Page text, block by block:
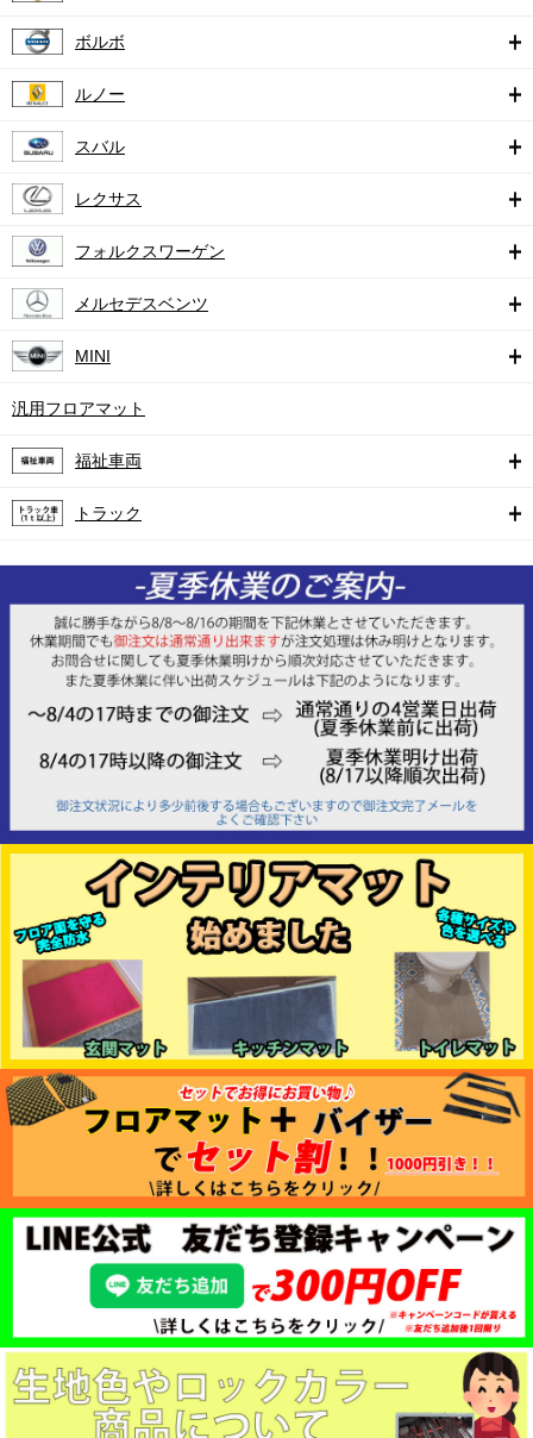
ボルボ
ルノー
スバル
レクサス
フォルクスワーゲン
メルセデスベンツ
MINI
汎用フロアマット
福祉車両
トラック